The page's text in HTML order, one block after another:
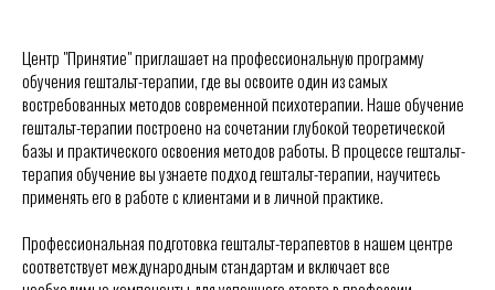
Центр "Принятие" приглашает на профессиональную программу
обучения гештальт-терапии, где вы освоите один из самых
востребованных методов современной психотерапии. Наше обучение
гештальт-терапии построено на сочетании глубокой теоретической
базы и практического освоения методов работы. В процессе гештальт-
терапия обучение вы узнаете подход гештальт-терапии, научитесь
применять его в работе с клиентами и в личной практике.
Профессиональная подготовка гештальт-терапевтов в нашем центре
соответствует международным стандартам и включает все